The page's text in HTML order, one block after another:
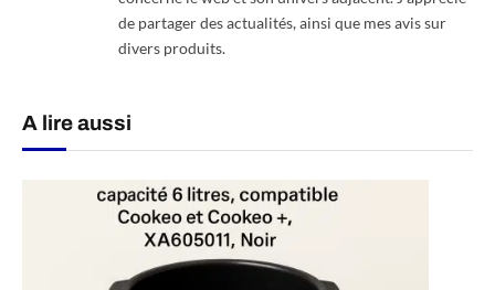
de partager des actualités, ainsi que mes avis sur
divers produits.
A lire aussi